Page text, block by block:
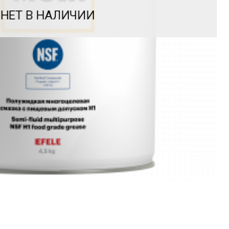
НЕТ В НАЛИЧИИ